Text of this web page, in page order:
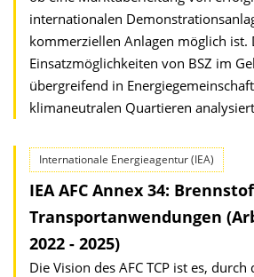
internationalen
kommerziellen Anlagen möglich ist.
Einsatzmöglichkeiten von BSZ im
übergreifend in
klimaneutralen Quartieren
Internationale Energieagentur (IEA)
IEA AFC Annex 34:
Transport­anwendungen
2022 - 2025)
Die Vision des AFC TCP ist es,